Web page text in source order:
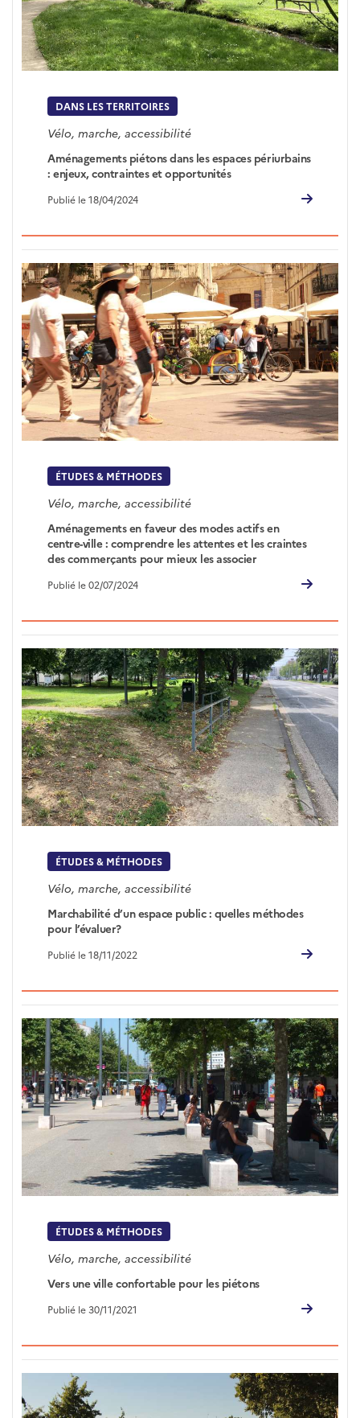
DANS LES TERRITOIRES
Vélo, marche, accessibilité
Aménagements piétons dans les espaces périurbains
: enjeux, contraintes et opportunités
Publié le 18/04/2024
ÉTUDES & MÉTHODES
Vélo, marche, accessibilité
Aménagements en faveur des modes actifs en
centre-ville : comprendre les attentes et les craintes
des commerçants pour mieux les associer
Publié le 02/07/2024
ÉTUDES & MÉTHODES
Vélo, marche, accessibilité
Marchabilité d’un espace public : quelles méthodes
pour l’évaluer?
Publié le 18/11/2022
ÉTUDES & MÉTHODES
Vélo, marche, accessibilité
Vers une ville confortable pour les piétons
Publié le 30/11/2021